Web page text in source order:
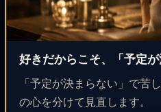
好きだからこそ、「予定
「予定が決まらない」で苦
の心を分けて見直します。